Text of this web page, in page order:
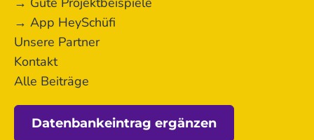
→ App HeySchüfi
Unsere Partner
Kontakt
Alle Beiträge
Datenbankeintrag ergänzen